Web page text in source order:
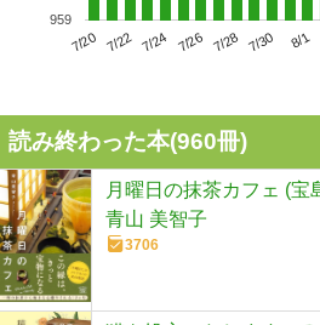
7/20 7/22 7/24 7/26 7/28 7/30 8/1
959
読み終わった本(960冊)
月曜日の抹茶カフェ (宝
青山 美智子
3706